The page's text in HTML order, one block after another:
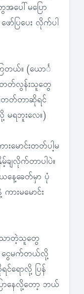
ပေါ်မပြော
ပြပေး လိုက်ပါ
တယ်။ (ယောင်္
းတတ်လွန်းသူတွေ
ားတတ်တာဆိုရင်
ရဘူးလေ။)
မောင်းတတ်ပါ့မ
ျလိုက်တာပါပဲ။
နေ့ခေတ်မှာ ပုံ
ားမမောင်း
သာတဲ့သူတွေ
ေ ငွေမက်တယ်လို့
င်ရောလို့ ပြန်
ြောနေလို့တော့ ဘယ်